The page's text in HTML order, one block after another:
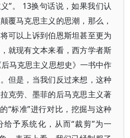
”。 13换句话说，如果我们认
覆马克思主义的思潮，那么，
可以上诉到伯恩斯坦甚至更为
就现有文本来看，西方学者斯
马克思主义思想史》一书中作
但是，当我们反过来想，这种
克劳、墨菲的后马克思主义著
“标准”进行对比，挖掘与这种
予系统化，从而“裁剪”为一